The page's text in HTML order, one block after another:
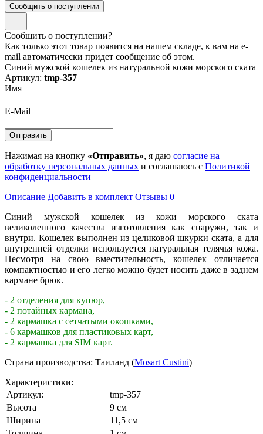
Сообщить о поступлении
Сообщить о поступлении?
Как только этот товар появится на нашем складе, к вам на e-
mail автоматически придет сообщение об этом.
Синий мужской кошелек из натуральной кожи морского ската
Артикул: tmp-357
Имя
E-Mail
Нажимая на кнопку «Отправить», я даю согласие на
обработку персональных данных и соглашаюсь с Политикой
конфиденциальности
Описание Добавить в комплект Отзывы 0
Синий мужской кошелек из кожи морского ската
великолепного качества изготовления как снаружи, так и
внутри. Кошелек выполнен из целиковой шкурки ската, а для
внутренней отделки используется натуральная телячья кожа.
Несмотря на свою вместительность, кошелек отличается
компактностью и его легко можно будет носить даже в заднем
кармане брюк.
- 2 отделения для купюр,
- 2 потайных кармана,
- 2 кармашка с сетчатыми окошками,
- 6 кармашков для пластиковых карт,
- 2 кармашка для SIM карт.
Страна производства: Таиланд (Mosart Custini)
Характеристики:
Артикул:
tmp-357
Высота
9 см
Ширина
11,5 см